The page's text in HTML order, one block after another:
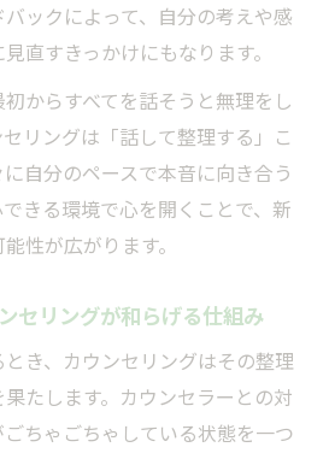
ックによって、自分の考えや感
直すきっかけにもなります。
からすべてを話そうと無理をし
リングは「話して整理する」こ
自分のペースで本音に向き合う
きる環境で心を開くことで、新
性が広がります。
セリングが和らげる仕組み
き、カウンセリングはその整理
たします。カウンセラーとの対
ちゃごちゃしている状態を一つ